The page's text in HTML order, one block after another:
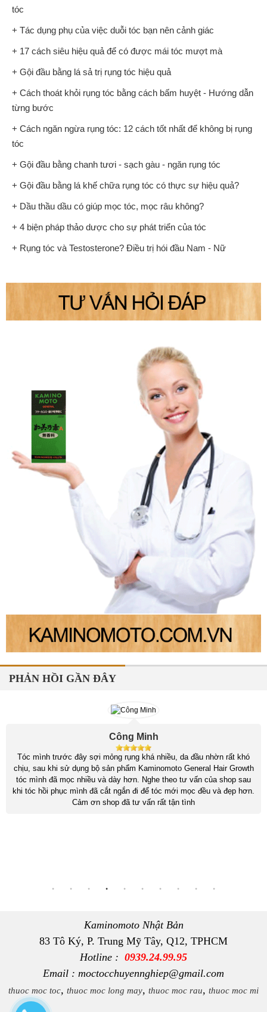
tóc
+ Tác dụng phụ của việc duỗi tóc bạn nên cảnh giác
+ 17 cách siêu hiệu quả để có được mái tóc mượt mà
+ Gội đầu bằng lá sả trị rụng tóc hiệu quả
+ Cách thoát khỏi rụng tóc bằng cách bấm huyệt - Hướng dẫn
từng bước
+ Cách ngăn ngừa rụng tóc: 12 cách tốt nhất để không bị rụng
tóc
+ Gội đầu bằng chanh tươi - sạch gàu - ngăn rụng tóc
+ Gội đầu bằng lá khế chữa rụng tóc có thực sự hiệu quả?
+ Dầu thầu dầu có giúp mọc tóc, mọc râu không?
+ 4 biện pháp thảo dược cho sự phát triển của tóc
+ Rụng tóc và Testosterone? Điều trị hói đầu Nam - Nữ
PHẢN HỒI GẦN ĐÂY
Công Minh
Tóc mình trước đây sợi mỏng rụng khá nhiều, da đầu nhờn rất khó
chịu, sau khi sử dụng bộ sản phẩm Kaminomoto General Hair Growth
tóc mình đã mọc nhiều và dày hơn. Nghe theo tư vấn của shop sau
khi tóc hồi phục mình đã cắt ngắn đi để tóc mới mọc đều và đẹp hơn.
Cảm ơn shop đã tư vấn rất tận tình
Kaminomoto Nhật Bản
83 Tô Ký, P. Trung Mỹ Tây, Q12, TPHCM
Hotline : 0939.24.99.95
Email : moctocchuyennghiep@gmail.com
thuoc moc toc, thuoc moc long may, thuoc moc rau, thuoc moc mi